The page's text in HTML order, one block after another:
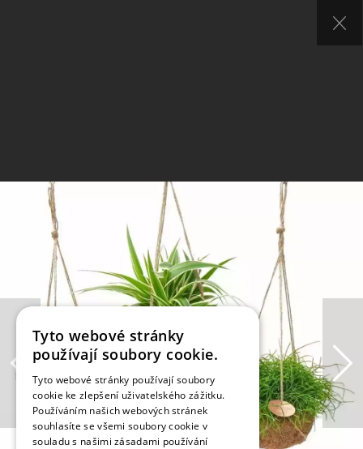
Tyto webové stránky
používají soubory cookie.
Tyto webové stránky používají soubory
cookie ke zlepšení uživatelského zážitku.
Používáním našich webových stránek
souhlasíte se všemi soubory cookie v
souladu s našimi zásadami používání